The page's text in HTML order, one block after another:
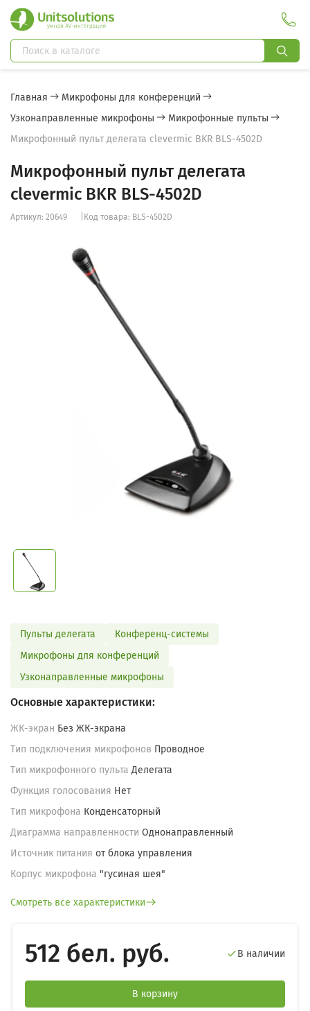
Главная
Микрофоны для конференций
Узконаправленные микрофоны
Микрофонные пульты
Микрофонный пульт делегата clevermic BKR BLS-4502D
Микрофонный пульт делегата
clevermic BKR BLS-4502D
Артикул: 20649 Код товара: BLS-4502D
Пульты делегата
Конференц-системы
Микрофоны для конференций
Узконаправленные микрофоны
Основные характеристики:
ЖК-экран Без ЖК-экрана
Тип подключения микрофонов Проводное
Тип микрофонного пульта Делегата
Функция голосования Нет
Тип микрофона Конденсаторный
Диаграмма направленности Однонаправленный
Источник питания от блока управления
Корпус микрофона "гусиная шея"
Смотреть все характеристики
512 бел. руб. В наличии
В корзину